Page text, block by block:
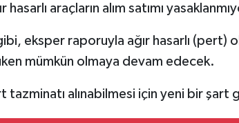
araçların alım satımı
eksper raporuyla ağır hasarlı (pert)
mümkün olmaya devam edecek.
alınabilmesi için yeni bir şart